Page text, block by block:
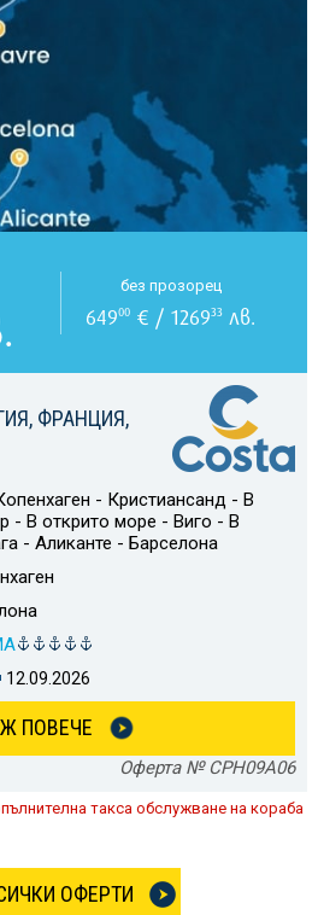
ФРАНЦИЯ,
- Кристиансанд - В
- В открито море - Виго - В
- Аликанте - Барселона
12.09.2026
ПОВЕЧЕ
Оферта № CPH09A06
без прозорец
64900 € / 126933 лв.
такса обслужване на кораба
ОФЕРТИ